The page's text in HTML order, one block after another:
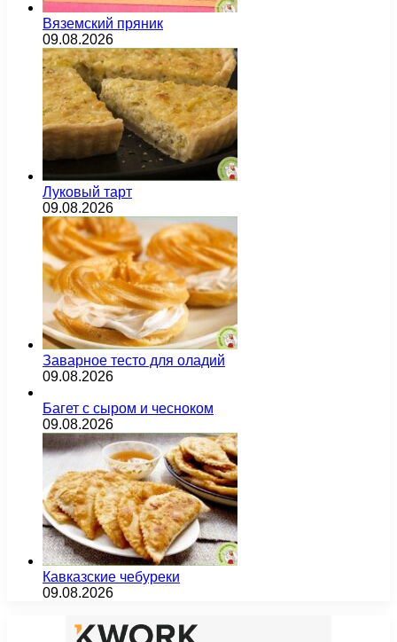
Вяземский пряник
09.08.2026
Луковый тарт
09.08.2026
Заварное тесто для оладий
09.08.2026
Багет с сыром и чесноком
09.08.2026
Кавказские чебуреки
09.08.2026